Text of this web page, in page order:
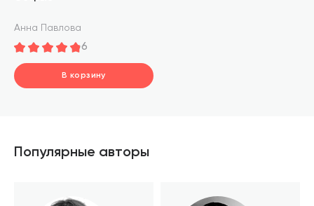
Анна Павлова
6
В корзину
Популярные авторы